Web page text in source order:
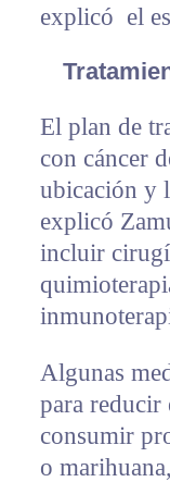
explicó el
El plan de
con cáncer
ubicación y
explicó
incluir
Algunas
para reducir
consumir
o